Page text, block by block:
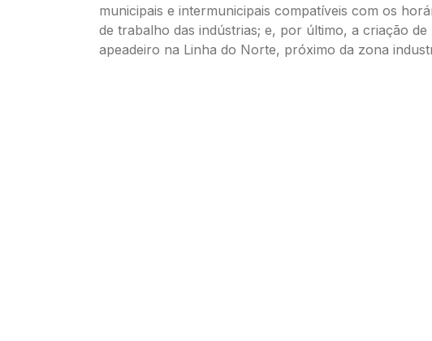
municipais e intermunicipais compatíveis com os
de trabalho das indústrias; e, por último, a criação de
apeadeiro na Linha do Norte, próximo da zona